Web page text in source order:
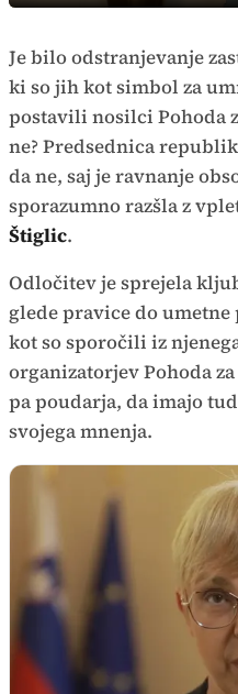
Je bilo odstranjevanje
ki so jih kot simbol za
postavili nosilci Pohoda
ne? Predsednica
da ne, saj je ravnanje
sporazumno razšla z
Štiglic.
Odločitev je sprejela
glede pravice do
kot so sporočili iz
organizatorjev Pohoda
pa poudarja, da imajo
svojega mnenja.